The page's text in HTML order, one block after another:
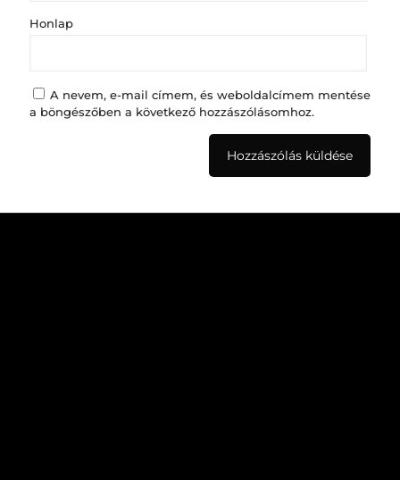
Honlap
A nevem, e-mail címem, és weboldalcímem mentése
a böngészőben a következő hozzászólásomhoz.